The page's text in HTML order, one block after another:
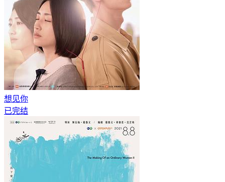
想见你
已完结